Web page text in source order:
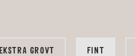
EKSTRA GROVT FINT